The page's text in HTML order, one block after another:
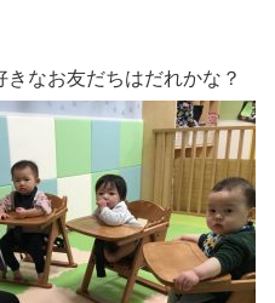
きなお友だちはだれかな？